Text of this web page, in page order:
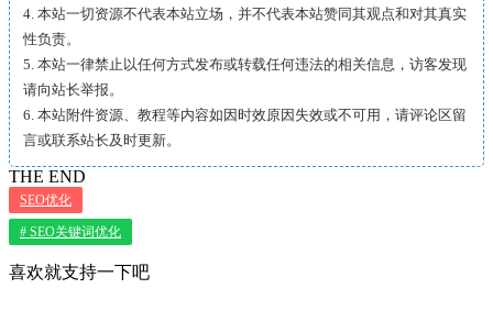
4. 本站一切资源不代表本站立场，并不代表本站赞同其观点和对其真实
性负责。
5. 本站一律禁止以任何方式发布或转载任何违法的相关信息，访客发现
请向站长举报。
6. 本站附件资源、教程等内容如因时效原因失效或不可用，请评论区留
言或联系站长及时更新。
THE END
SEO优化
# SEO关键词优化
喜欢就支持一下吧